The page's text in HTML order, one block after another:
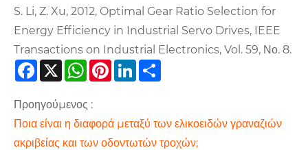
S. Li, Z. Xu, 2012, Optimal Gear Ratio Selection for
Energy Efficiency in Industrial Servo Drives, IEEE
Transactions on Industrial Electronics, Vol. 59, Νο. 8.
Facebook
X WhatsApp
PinterestLinkedIn
Προηγούμενος :
Ποια είναι η διαφορά μεταξύ των ελικοειδών γραναζιών
ακριβείας και των οδοντωτών τροχών;